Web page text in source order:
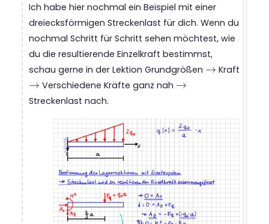
Ich habe hier nochmal ein Beispiel mit einer
dreiecksförmigen Streckenlast für dich. Wenn du
nochmal Schritt für Schritt sehen möchtest, wie
du die resultierende Einzelkraft bestimmst,
schau gerne in der Lektion Grundgrößen →
→ Kraft
→
→ Verschiedene Kräfte ganz nah →
→
Streckenlast nach.